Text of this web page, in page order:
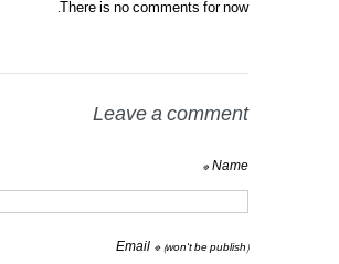
There is no comments for now.
Leave a comment
Name *
Email * (won't be publish)